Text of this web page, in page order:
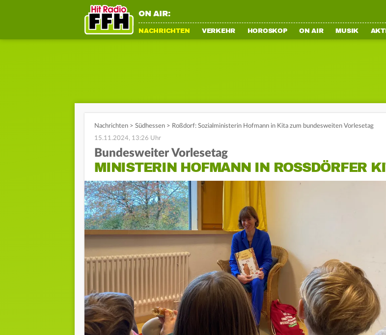
ON AIR:
NACHRICHTEN VERKEHR HOROSKOP ON AIR MUSIK
Nachrichten > Südhessen > Roßdorf: Sozialministerin Hofmann in Kita zum bundesweiten Vorlesetag
15.11.2024, 13:26 Uhr
Bundesweiter Vorlesetag
MINISTERIN HOFMANN IN ROSSDÖRFER